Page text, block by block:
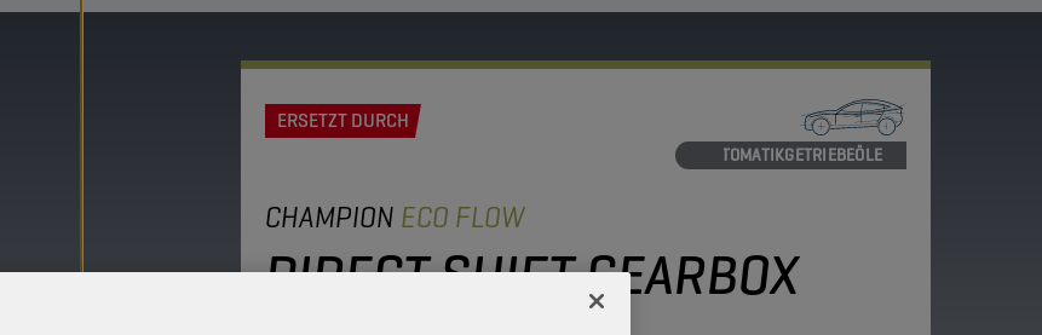
ERSETZT DURCH
AUTOMATIKGETRIEBEÖLE
CHAMPION ECO FLOW
DIRECT SHIFT GEARBOX